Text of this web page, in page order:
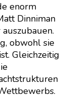
enorm
Dinniman
obwohl sie
Gleichzeitig